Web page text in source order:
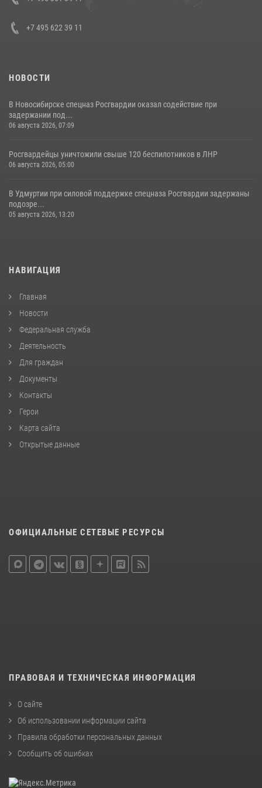
+7 495 622 39 11
НОВОСТИ
В Новосибирске спецназ Росгвардии оказал содействие при
задержании под...
06 августа 2026, 07:09
Росгвардейцы уничтожили свыше 120 беспилотников в ЛНР
06 августа 2026, 05:00
В Удмуртии при силовой поддержке спецназа Росгвардии задержаны
подозре...
05 августа 2026, 13:20
НАВИГАЦИЯ
Главная
Новости
Федеральная служба
Деятельность
Для граждан
Документы
Контакты
Герои
Карта сайта
Открытые данные
ОФИЦИАЛЬНЫЕ СЕТЕВЫЕ РЕСУРСЫ
ПРАВОВАЯ И ТЕХНИЧЕСКАЯ ИНФОРМАЦИЯ
О сайте
Об использовании информации сайта
Правила обработки персональных данных
Сообщить об ошибках